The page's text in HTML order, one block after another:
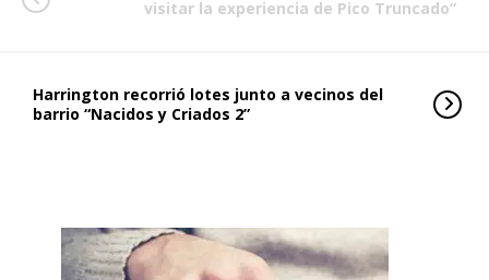
visitar la experiencia de Pico Truncado”
Harrington recorrió lotes junto a vecinos del
barrio “Nacidos y Criados 2”